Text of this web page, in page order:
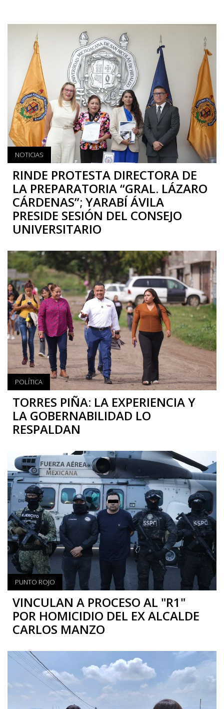
NOTICIAS
RINDE PROTESTA DIRECTORA DE
LA PREPARATORIA “GRAL. LÁZARO
CÁRDENAS”; YARABÍ ÁVILA
PRESIDE SESIÓN DEL CONSEJO
UNIVERSITARIO
POLÍTICA
TORRES PIÑA: LA EXPERIENCIA Y
LA GOBERNABILIDAD LO
RESPALDAN
PUNTO ROJO
VINCULAN A PROCESO AL "R1"
POR HOMICIDIO DEL EX ALCALDE
CARLOS MANZO